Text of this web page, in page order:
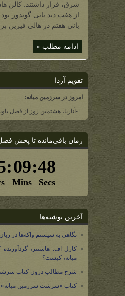
شرق، قرار داشتند. کالن
از هفت دید بانی گوندور
بانی هفتم در هالی فیرین
ادامه مطلب »
تقویم آردا
امروز در سرزمین میانه:
-آناریا، هشتمین روز از فصل
زمان باقی‌مانده تا پخش
آخرین نوشته‌ها
نگاهی به سیستم واکه‌ها در زبان
کارل اف. هاستتر،
میانه، کیست؟
شرح مطالب درون کتاب
کتاب «سرشت سرزمین